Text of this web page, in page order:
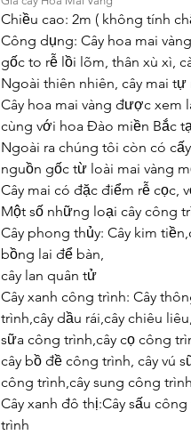
Chiều cao: 2m ( không tính
Công dụng: Cây hoa mai
gốc to rễ lồi lõm, thân xù xì,
Ngoài thiên nhiên, cây mai tự
Cây hoa mai vàng được xem
cùng với hoa Đào miền Bắc
Ngoài ra chúng tôi còn có
nguồn gốc từ loài mai vàng
Cây mai có đặc điểm rễ cọc,
Một số những loại cây công
Cây phong thủy: Cây kim
bồng lai để bàn,
cây lan quân tử
Cây xanh công trình: Cây
trình,cây dầu rái,cây chiêu
sữa công trình,cây cọ công
cây bồ đề công trình, cây vú
công trình,cây sung công
Cây xanh đô thị:Cây sấu
trình